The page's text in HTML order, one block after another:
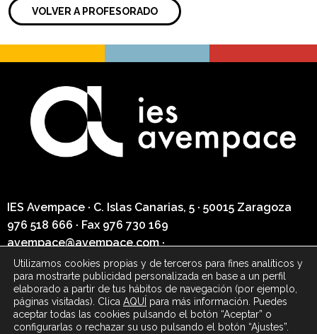
VOLVER A PROFESORADO
IES Avempace · C. Islas Canarias, 5 · 50015 Zaragoza
976 518 666 · Fax 976 730 169
avempace@avempace.com·
secretaria@avempace.com
Política de privacidad
Aviso legal
Utilizamos cookies propias y de terceros para fines analíticos y
para mostrarte publicidad personalizada en base a un perfil
elaborado a partir de tus hábitos de navegación (por ejemplo,
páginas visitadas). Clica AQUÍ para más información. Puedes
aceptar todas las cookies pulsando el botón “Aceptar” o
configurarlas o rechazar su uso pulsando el botón “Ajustes”.